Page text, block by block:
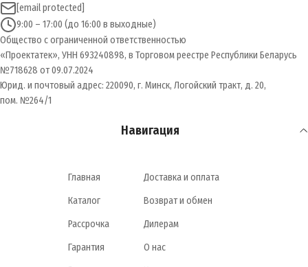
[email protected]
9:00 – 17:00 (до 16:00 в выходные)
Общество с ограниченной ответственностью
«Проектатек», УНН 693240898, в Торговом реестре Республики Беларусь
№718628 от 09.07.2024
Юрид. и почтовый адрес: 220090, г. Минск, Логойский тракт, д. 20,
пом. №264/1
Навигация
Главная
Каталог
Рассрочка
Гарантия
Доставка и оплата
Возврат и обмен
Дилерам
О нас